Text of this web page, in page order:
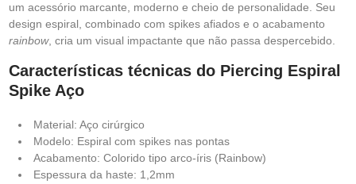
um acessório marcante, moderno e cheio de personalidade. Seu
design espiral, combinado com spikes afiados e o acabamento
rainbow, cria um visual impactante que não passa despercebido.
Características técnicas do Piercing Espiral
Spike Aço
Material: Aço cirúrgico
Modelo: Espiral com spikes nas pontas
Acabamento: Colorido tipo arco-íris (Rainbow)
Espessura da haste: 1,2mm